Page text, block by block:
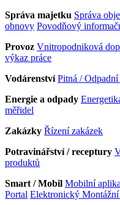
Správa majetku Správa
obnovy Povodňový
Provoz Vnitropodniková
výkaz práce
Vodárenství Pitná / Odpadní
Energie a odpady
měřidel
Zakázky Řízení zakázek
Potravinářství / receptury
produktů
Smart / Mobil Mobilní
Portal Elektronický